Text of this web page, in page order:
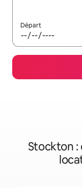
Départ
Stockton :